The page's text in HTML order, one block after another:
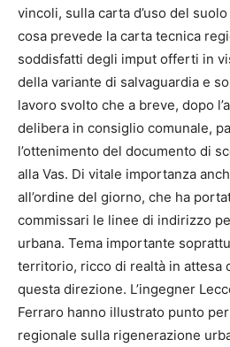
vincoli, sulla carta d’uso del
cosa prevede la carta tecnica
soddisfatti degli imput offerti in
della variante di salvaguardia e
lavoro svolto che a breve, dopo
delibera in consiglio comunale,
l’ottenimento del documento di
alla Vas. Di vitale importanza
all’ordine del giorno, che ha
commissari le linee di indirizzo
urbana. Tema importante
territorio, ricco di realtà in attesa
questa direzione. L’ingegner
Ferraro hanno illustrato punto
regionale sulla rigenerazione